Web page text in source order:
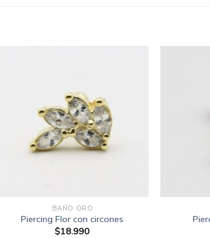
BAÑO ORO
Piercing Flor con circones
$18.990